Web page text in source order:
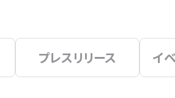
プレスリリース イ